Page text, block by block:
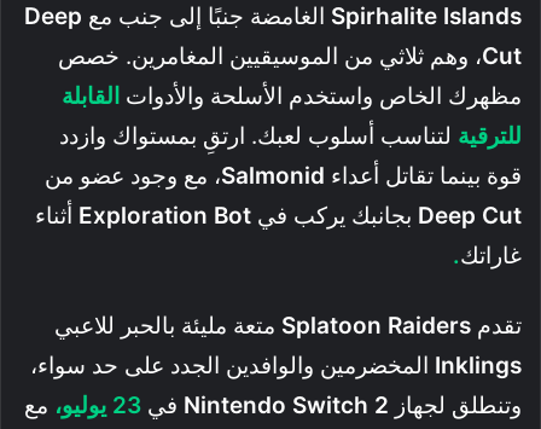
Spirhalite Islands الغامضة جنبًا إلى جنب مع Deep
Cut، وهم ثلاثي من الموسيقيين المغامرين. خصص
مظهرك الخاص واستخدم الأسلحة والأدوات القابلة
للترقية لتناسب أسلوب لعبك. ارتقِ بمستواك وازدد
قوة بينما تقاتل أعداء Salmonid، مع وجود عضو من
Deep Cut بجانبك يركب في Exploration Bot أثناء
غاراتك.
تقدم Splatoon Raiders متعة مليئة بالحبر للاعبي
Inklings المخضرمين والوافدين الجدد على حد سواء،
وتنطلق لجهاز Nintendo Switch 2 في
مع